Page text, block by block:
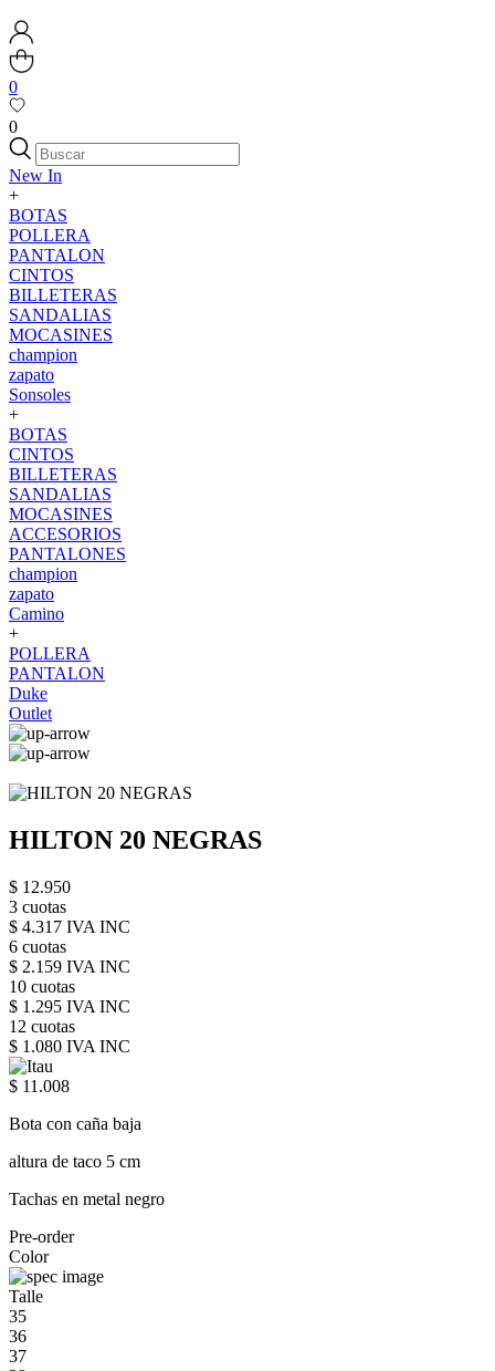
0
0
New In
+
BOTAS
POLLERA
PANTALON
CINTOS
BILLETERAS
SANDALIAS
MOCASINES
champion
zapato
Sonsoles
+
BOTAS
CINTOS
BILLETERAS
SANDALIAS
MOCASINES
ACCESORIOS
PANTALONES
champion
zapato
Camino
+
POLLERA
PANTALON
Duke
Outlet
HILTON 20 NEGRAS
$ 12.950
3 cuotas
$ 4.317 IVA INC
6 cuotas
$ 2.159 IVA INC
10 cuotas
$ 1.295 IVA INC
12 cuotas
$ 1.080 IVA INC
$ 11.008
Bota con caña baja
altura de taco 5 cm
Tachas en metal negro
Pre-order
Color
Talle
35
36
37